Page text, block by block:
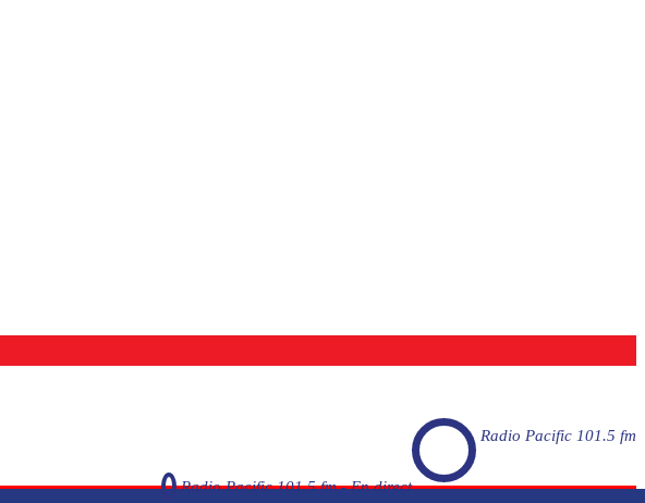
Radio Pacific 101.5 fm
Radio Pacific 101.5 fm - En direct